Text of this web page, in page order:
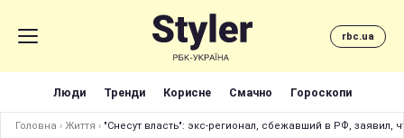
rbc.ua
Люди Тренди Корисне Смачно Гороскопи
Головна › Життя › "Снесут власть": экс-регионал, сбежавший в РФ, заявил,